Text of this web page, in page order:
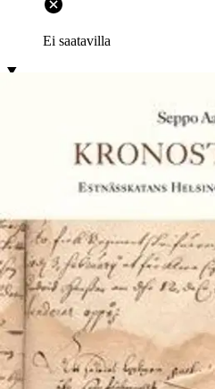
Ei saatavilla
Kronan beslöt 1640 atta grundlägga
vid Vanda åmynning belägna
fartyg. Till den nya staden förutsatte
Gammelstaden och Borgå skulle
Gammelstadens invånare motvilligt
boplatser och byggde sig nya hem
här undersökningen står
men inbördes grälade och
skildringen av Helsingfors historia
historia rullas upp inför läsaren. Det
ständigt hitta på nya sätt att
handelsmakternas och